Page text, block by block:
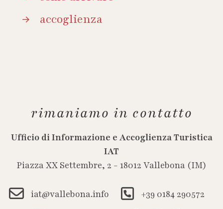
accoglienza
rimaniamo in contatto
Ufficio di Informazione e Accoglienza Turistica
IAT
Piazza XX Settembre, 2 - 18012 Vallebona (IM)
iat@vallebona.info
+39 0184 290572